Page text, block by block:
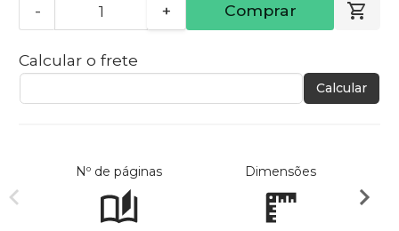
- + Comprar
Calcular o frete
Calcular
Nº de páginas Dimensões